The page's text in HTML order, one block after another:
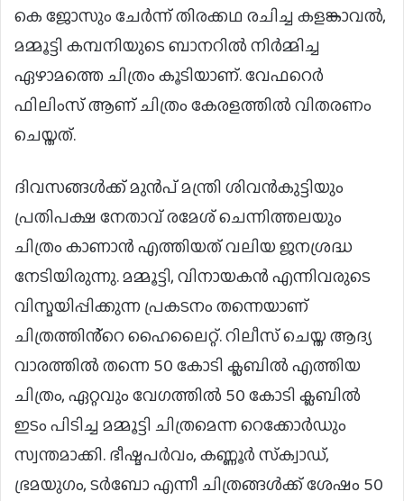
കെ ജോസും ചേർന്ന് തിരക്കഥ രചിച്ച കളങ്കാവൽ,
മമ്മൂട്ടി കമ്പനിയുടെ ബാനറിൽ നിർമ്മിച്ച
ഏഴാമത്തെ ചിത്രം കൂടിയാണ്. വേഫറെർ
ഫിലിംസ് ആണ് ചിത്രം കേരളത്തിൽ വിതരണം
ചെയ്തത്.
ദിവസങ്ങൾക്ക് മുൻപ് മന്ത്രി ശിവൻകുട്ടിയും
പ്രതിപക്ഷ നേതാവ് രമേശ് ചെന്നിത്തലയും
ചിത്രം കാണാൻ എത്തിയത് വലിയ ജനശ്രദ്ധ
നേടിയിരുന്നു. മമ്മൂട്ടി, വിനായകൻ എന്നിവരുടെ
വിസ്മയിപ്പിക്കുന്ന പ്രകടനം തന്നെയാണ്
ചിത്രത്തിൻ്റെ ഹൈലൈറ്റ്. റിലീസ് ചെയ്ത ആദ്യ
വാരത്തിൽ തന്നെ 50 കോടി ക്ലബിൽ എത്തിയ
ചിത്രം, ഏറ്റവും വേഗത്തിൽ 50 കോടി ക്ലബിൽ
ഇടം പിടിച്ച മമ്മൂട്ടി ചിത്രമെന്ന റെക്കോർഡും
സ്വന്തമാക്കി. ഭീഷ്മപർവം, കണ്ണൂർ സ്‌ക്വാഡ്,
ഭ്രമയുഗം, ടർബോ എന്നീ ചിത്രങ്ങൾക്ക് ശേഷം 50